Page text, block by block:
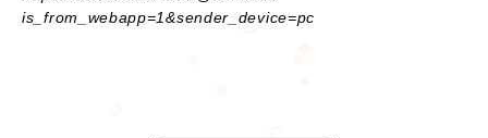
ニュース一覧
is_from_webapp=1&sender_device=pc